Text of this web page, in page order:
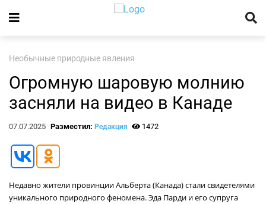
Необычные природные явления
Огромную шаровую молнию
засняли на видео в Канаде
07.07.2025 Разместил: Редакция 1472
Недавно жители провинции Альберта (Канада) стали свидетелями
уникального природного феномена. Эда Парди и его супруга